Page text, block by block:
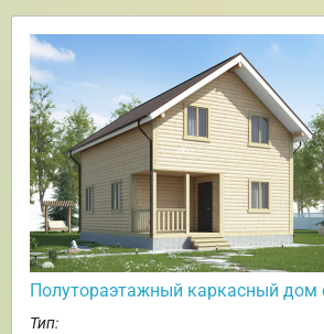
Полутораэтажный каркасный дом
Тип: